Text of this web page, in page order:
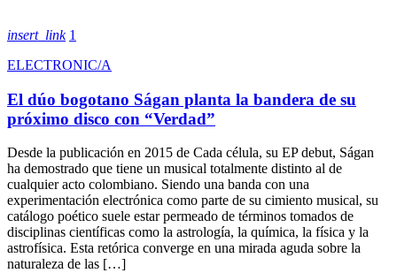
insert_link 1
ELECTRONIC/A
El dúo bogotano Ságan planta la bandera de su
próximo disco con “Verdad”
Desde la publicación en 2015 de Cada célula, su EP debut, Ságan
ha demostrado que tiene un musical totalmente distinto al de
cualquier acto colombiano. Siendo una banda con una
experimentación electrónica como parte de su cimiento musical, su
catálogo poético suele estar permeado de términos tomados de
disciplinas científicas como la astrología, la química, la física y la
astrofísica. Esta retórica converge en una mirada aguda sobre la
naturaleza de las […]